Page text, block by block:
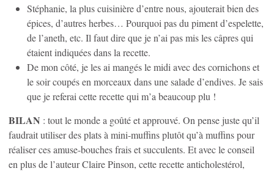
Stéphanie, la plus cuisinière d’entre nous, ajouterait bien des
épices, d’autres herbes… Pourquoi pas du piment d’espelette,
de l’aneth, etc. Il faut dire que je n’ai pas mis les câpres qui
étaient indiquées dans la recette.
De mon côté, je les ai mangés le midi avec des cornichons et
le soir coupés en morceaux dans une salade d’endives. Je sais
que je referai cette recette qui m’a beaucoup plu !
BILAN : tout le monde a goûté et approuvé. On pense juste qu’il
faudrait utiliser des plats à mini-muffins plutôt qu’à muffins pour
réaliser ces amuse-bouches frais et succulents. Et avec le conseil
en plus de l’auteur Claire Pinson, cette recette anticholestérol,